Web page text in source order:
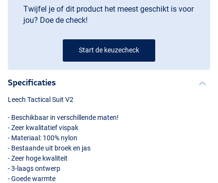
Twijfel je of dit product het meest geschikt is voor
jou? Doe de check!
Start de keuzecheck
Specificaties
Leech Tactical Suit V2
- Beschikbaar in verschillende maten!
- Zeer kwalitatief vispak
- Materiaal: 100% nylon
- Bestaande uit broek en jas
- Zeer hoge kwaliteit
- 3-laags ontwerp
- Goede warmte